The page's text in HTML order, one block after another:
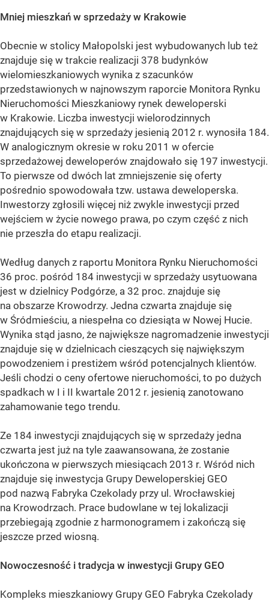
Mniej mieszkań w sprzedaży w Krakowie
Obecnie w stolicy Małopolski jest wybudowanych lub też
znajduje się w trakcie realizacji 378 budynków
wielomieszkaniowych wynika z szacunków
przedstawionych w najnowszym raporcie Monitora Rynku
Nieruchomości Mieszkaniowy rynek deweloperski
w Krakowie. Liczba inwestycji wielorodzinnych
znajdujących się w sprzedaży jesienią 2012 r. wynosiła 184.
W analogicznym okresie w roku 2011 w ofercie
sprzedażowej deweloperów znajdowało się 197 inwestycji.
To pierwsze od dwóch lat zmniejszenie się oferty
pośrednio spowodowała tzw. ustawa deweloperska.
Inwestorzy zgłosili więcej niż zwykle inwestycji przed
wejściem w życie nowego prawa, po czym część z nich
nie przeszła do etapu realizacji.
Według danych z raportu Monitora Rynku Nieruchomości
36 proc. pośród 184 inwestycji w sprzedaży usytuowana
jest w dzielnicy Podgórze, a 32 proc. znajduje się
na obszarze Krowodrzy. Jedna czwarta znajduje się
w Śródmieściu, a niespełna co dziesiąta w Nowej Hucie.
Wynika stąd jasno, że największe nagromadzenie inwestycji
znajduje się w dzielnicach cieszących się największym
powodzeniem i prestiżem wśród potencjalnych klientów.
Jeśli chodzi o ceny ofertowe nieruchomości, to po dużych
spadkach w I i II kwartale 2012 r. jesienią zanotowano
zahamowanie tego trendu.
Ze 184 inwestycji znajdujących się w sprzedaży jedna
czwarta jest już na tyle zaawansowana, że zostanie
ukończona w pierwszych miesiącach 2013 r. Wśród nich
znajduje się inwestycja Grupy Deweloperskiej GEO
pod nazwą Fabryka Czekolady przy ul. Wrocławskiej
na Krowodrzach. Prace budowlane w tej lokalizacji
przebiegają zgodnie z harmonogramem i zakończą się
jeszcze przed wiosną.
Nowoczesność i tradycja w inwestycji Grupy GEO
Kompleks mieszkaniowy Grupy GEO Fabryka Czekolady